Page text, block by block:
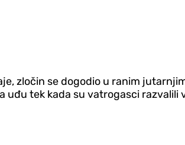
zločin se dogodio u ranim
uđu tek kada su vatrogasci razvalili